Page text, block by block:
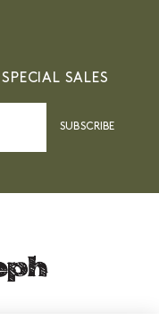
SALES
SUBSCRIBE